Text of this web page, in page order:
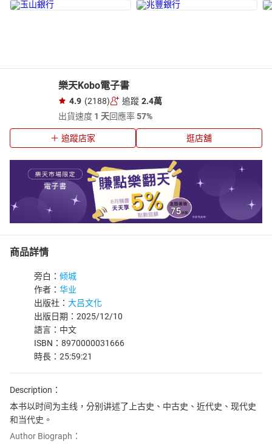
樂天Kobo電子書
4.9 (2188) 追蹤 2.4萬
出貨速度 1 天回應率57%
追蹤店家 逛店舖
商品詳情
旁白： 倾城
作者： 华业
出版社： 大吕文化
出版日期：2025/12/10
語言：中文
ISBN：8970000031666
時長：25:59:21
Description：
本书以时间为主线，分别讲述了上古史、中古史、近代史、现代史
和当代史。
Author Biograph：